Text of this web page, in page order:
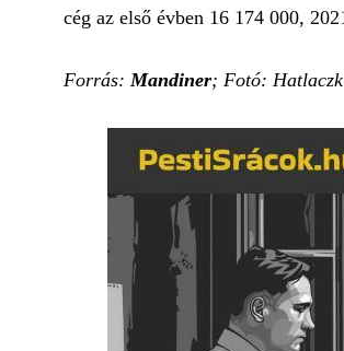
cég az első évben 16 174 000,
Forrás:Mandiner; Fotó: